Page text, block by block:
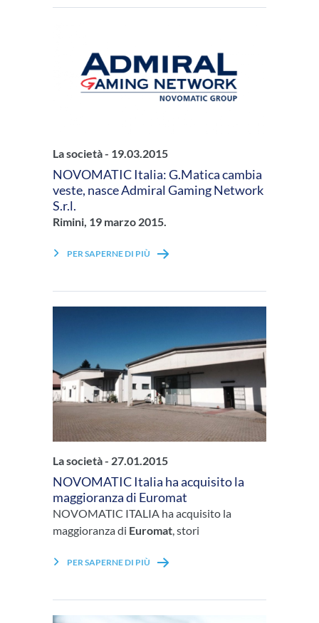
La società - 19.03.2015
NOVOMATIC Italia: G.Matica cambia
veste, nasce Admiral Gaming Network
S.r.l.
Rimini, 19 marzo 2015.
PER SAPERNE DI PIÙ
La società - 27.01.2015
NOVOMATIC Italia ha acquisito la
maggioranza di Euromat
NOVOMATIC ITALIA ha acquisito la
maggioranza di Euromat , stori
PER SAPERNE DI PIÙ